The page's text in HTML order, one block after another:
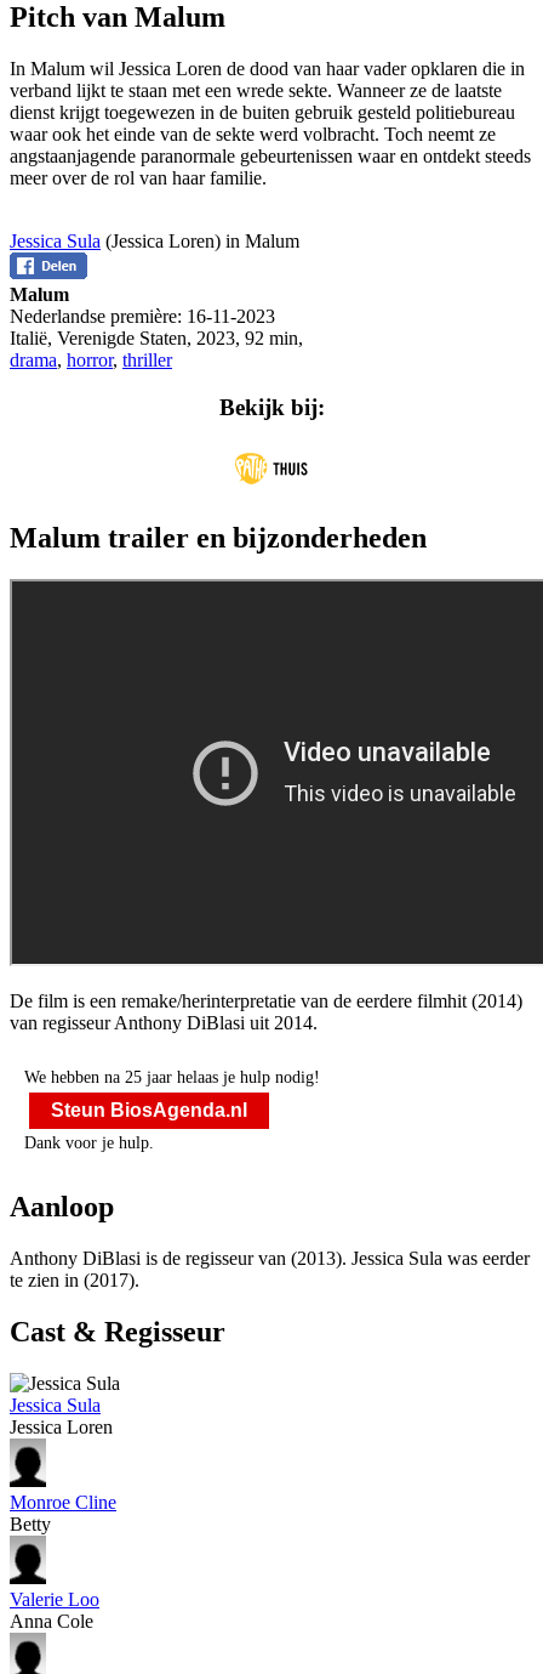
Pitch van Malum
In Malum wil Jessica Loren de dood van haar vader opklaren die in
verband lijkt te staan met een wrede sekte. Wanneer ze de laatste
dienst krijgt toegewezen in de buiten gebruik gesteld politiebureau
waar ook het einde van de sekte werd volbracht. Toch neemt ze
angstaanjagende paranormale gebeurtenissen waar en ontdekt steeds
meer over de rol van haar familie.
Jessica Sula (Jessica Loren) in Malum
Malum
Nederlandse première: 16-11-2023
Italië, Verenigde Staten, 2023, 92 min,
drama, horror, thriller
Bekijk bij:
Malum trailer en bijzonderheden
De film is een remake/herinterpretatie van de eerdere filmhit (2014)
van regisseur Anthony DiBlasi uit 2014.
We hebben na 25 jaar helaas je hulp nodig!
Steun BiosAgenda.nl
Dank voor je hulp.
Aanloop
Anthony DiBlasi is de regisseur van (2013). Jessica Sula was eerder
te zien in (2017).
Cast & Regisseur
Jessica Sula
Jessica Loren
Monroe Cline
Betty
Valerie Loo
Anna Cole